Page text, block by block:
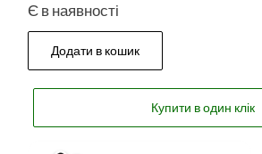
Є в наявності
Додати в кошик
Купити в один клік